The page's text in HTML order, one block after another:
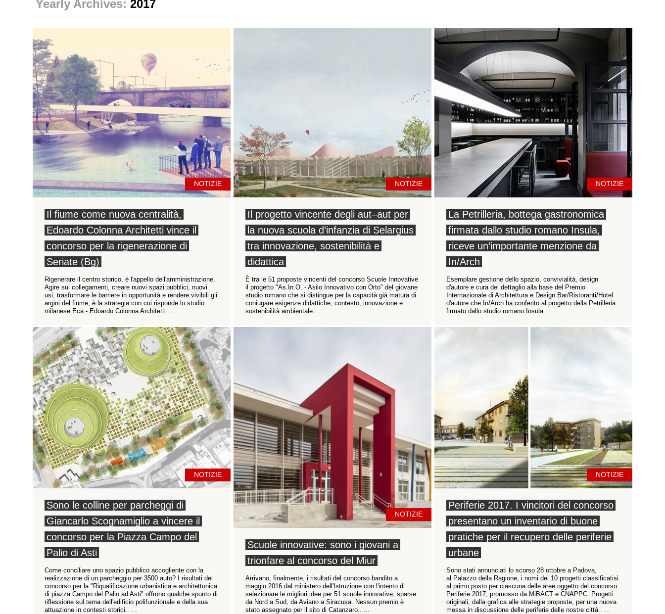
Yearly Archives: 2017
NOTIZIE
Il fiume come nuova centralità,
Edoardo Colonna Architetti vince il
concorso per la rigenerazione di
Seriate (Bg)
Rigenerare il centro storico, è l'appello dell'amministrazione.
Agire sui collegamenti, creare nuovi spazi pubblici, nuovi
usi, trasformare le barriere in opportunità e rendere vivibili gli
argini del fiume, è la strategia con cui risponde lo studio
milanese Eca - Edoardo Colonna Architetti.. ...
NOTIZIE
Il progetto vincente degli aut–aut per
la nuova scuola d’infanzia di Selargius
tra innovazione, sostenibilità e
didattica
È tra le 51 proposte vincenti del concorso Scuole Innovative
il progetto "As.In.O. - Asilo Innovativo con Orto" del giovane
studio romano che si distingue per la capacità già matura di
coniugare esigenze didattiche, contesto, innovazione e
sostenibilità ambientale.. ...
NOTIZIE
La Petrilleria, bottega gastronomica
firmata dallo studio romano Insula,
riceve un’importante menzione da
In/Arch
Esemplare gestione dello spazio, convivialità, design
d'autore e cura del dettaglio alla base del Premio
Internazionale di Architettura e Design Bar/Ristoranti/Hotel
d'autore che In/Arch ha conferito al progetto della Petrilleria
firmato dallo studio romano Insula.. ...
NOTIZIE
Sono le colline per parcheggi di
Giancarlo Scognamiglio a vincere il
concorso per la Piazza Campo del
Palio di Asti
Come conciliare uno spazio pubblico accogliente con la
realizzazione di un parcheggio per 3500 auto? I risultati del
concorso per la "Riqualificazione urbanistica e architettonica
di piazza Campo del Palio ad Asti" offrono qualche spunto di
riflessione sul tema dell'edificio polifunzionale e della sua
attuazione in contesti storici.. ...
NOTIZIE
Scuole innovative: sono i giovani a
trionfare al concorso del Miur
Arrivano, finalmente, i risultati del concorso bandito a
maggio 2016 dal ministero dell'Istruzione con l'intento di
selezionare le migliori idee per 51 scuole innovative, sparse
da Nord a Sud, da Aviano a Siracusa. Nessun premio è
stato assegnato per il sito di Catanzaro.. ...
NOTIZIE
Periferie 2017. I vincitori del concorso
presentano un inventario di buone
pratiche per il recupero delle periferie
urbane
Sono stati annunciati lo scorso 28 ottobre a Padova,
al Palazzo della Ragione, i nomi dei 10 progetti classificatisi
al primo posto per ciascuna delle aree oggetto del concorso
Periferie 2017, promosso da MiBACT e CNAPPC. Progetti
originali, dalla grafica alle strategie proposte, per una nuova
messa in discussione delle periferie delle nostre città.. ...